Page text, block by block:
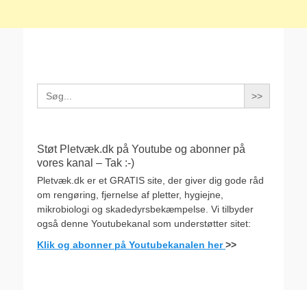
Search
for:
Støt Pletvæk.dk på Youtube og abonner på
vores kanal – Tak :-)
Pletvæk.dk er et GRATIS site, der giver dig gode råd
om rengøring, fjernelse af pletter, hygiejne,
mikrobiologi og skadedyrsbekæmpelse. Vi tilbyder
også denne Youtubekanal som understøtter sitet:
Klik og abonner på Youtubekanalen her>>